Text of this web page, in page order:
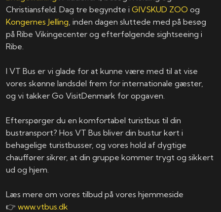
Christiansfeld. Dag tre begyndte iGIVSKUD ZOO og
Kongernes Jelling , inden dagen sluttede med på besøg
på Ribe Vikingecenter og efterfølgende sightseeing i
Ribe.
I VT Bus er vi glade for at kunne være med til at vise
vores skønne landsdel frem for internationale gæster,
og vi takker Go VisitDenmark for opgaven.
Efterspørger du en komfortabel turistbus til din
bustransport? Hos VT Bus bliver din bustur kørt i
behagelige turistbusser, og vores hold af dygtige
chauffører sikrer, at din gruppe kommer trygt og sikkert
ud og hjem.
Læs mere om vores tilbud på vores hjemmeside
👉www.vtbus.dk